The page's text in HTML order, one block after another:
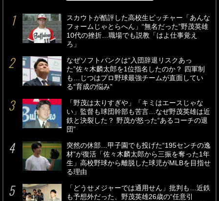
スカウトが酷評した高校生ピッチャー「あんな
フォームじゃとらへん」“無名だった”野茂英雄
10代の挫折…職場でも説教「はよ仕事覚え
ろ」
なぜソフトバンクは“入団辞退リスクあっ
た”佐々木麟太郎を1位指名したのか？ 四軍制
も…じつはプロ野球最強チームが直面してい
る“育成の悩み”
「野茂は太りすぎや」「キミはエースじゃな
い」監督も球団幹部も苦言…なぜ野茂英雄は近
鉄と決裂した？ 野茂が怒った“あるコーチの退
団”
突然の休部…甲子園でも投げた“195センチの逸
材”が復活「佐々木麟太郎から三振を奪った1年
生」高校野球から離脱した球児がMLBを目指せ
る理由
「どうせメジャーでは通用せん」批判も…近鉄
も予想外だった、野茂英雄26歳の“任意引